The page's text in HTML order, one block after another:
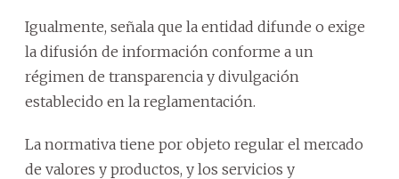
Igualmente, señala que la entidad difunde o exige
la difusión de información conforme a un
régimen de transparencia y divulgación
establecido en la reglamentación.
La normativa tiene por objeto regular el mercado
de valores y productos, y los servicios y